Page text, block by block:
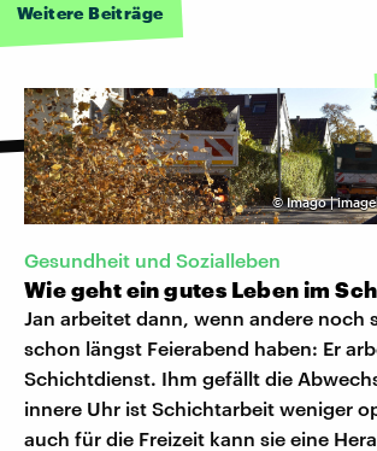
Weitere Beiträge
©Imago |
Gesundheit und Sozialleben
Wie geht ein gutes Leben im
Jan arbeitet dann, wenn andere noch
schon längst Feierabend haben: Er
Schichtdienst. Ihm gefällt die
innere Uhr ist Schichtarbeit weniger
auch für die Freizeit kann sie eine